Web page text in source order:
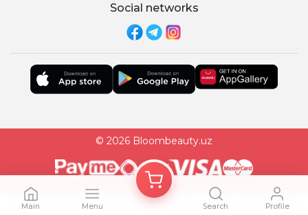
Social networks
© 2026 Bloombeauty.uz
Main Menu Search Profile